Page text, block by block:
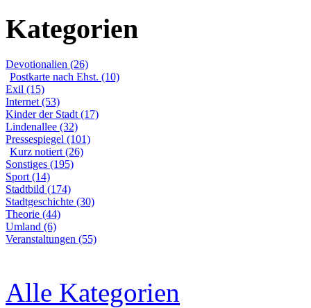
Kategorien
Devotionalien (26)
Postkarte nach Ehst. (10)
Exil (15)
Internet (53)
Kinder der Stadt (17)
Lindenallee (32)
Pressespiegel (101)
Kurz notiert (26)
Sonstiges (195)
Sport (14)
Stadtbild (174)
Stadtgeschichte (30)
Theorie (44)
Umland (6)
Veranstaltungen (55)
Alle Kategorien